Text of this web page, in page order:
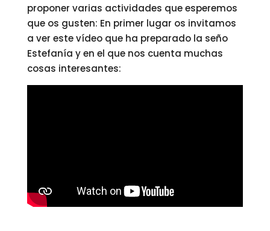
proponer varias actividades que esperemos
que os gusten: En primer lugar os invitamos
a ver este vídeo que ha preparado la seño
Estefanía y en el que nos cuenta muchas
cosas interesantes: